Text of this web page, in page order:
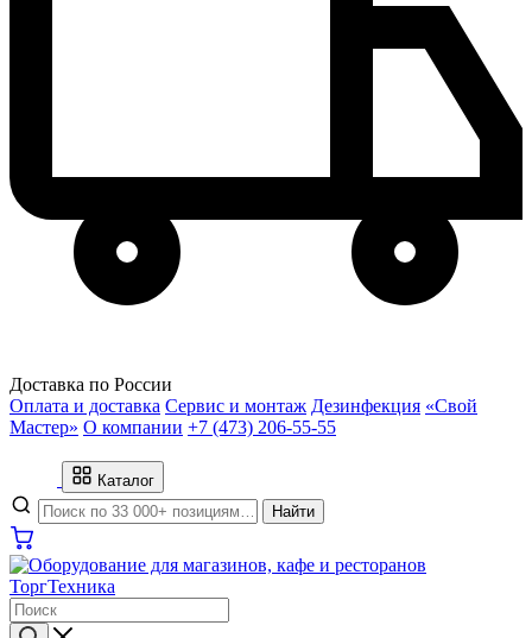
Доставка по России
Оплата и доставка Сервис и монтаж Дезинфекция «Свой
Мастер» О компании +7 (473) 206-55-55
Каталог
Найти